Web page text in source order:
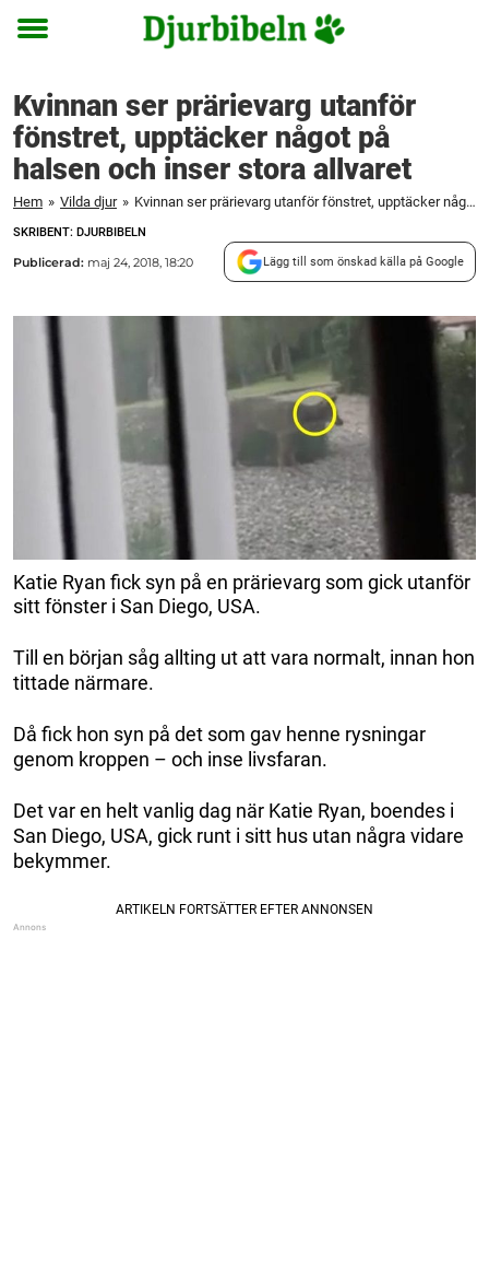
Toggle
Kvinnan ser prärievarg utanför
fönstret, upptäcker något på
halsen och inser stora allvaret
Hem » Vilda djur » Kvinnan ser prärievarg utanför fönstret, upptäcker något på halsen och inser stora allvaret
SKRIBENT: DJURBIBELN
Publicerad: maj 24, 2018, 18:20 Lägg till som önskad källa på Google
Katie Ryan fick syn på en prärievarg som gick utanför
sitt fönster i San Diego, USA.
Till en början såg allting ut att vara normalt, innan hon
tittade närmare.
Då fick hon syn på det som gav henne rysningar
genom kroppen – och inse livsfaran.
Det var en helt vanlig dag när Katie Ryan, boendes i
San Diego, USA, gick runt i sitt hus utan några vidare
bekymmer.